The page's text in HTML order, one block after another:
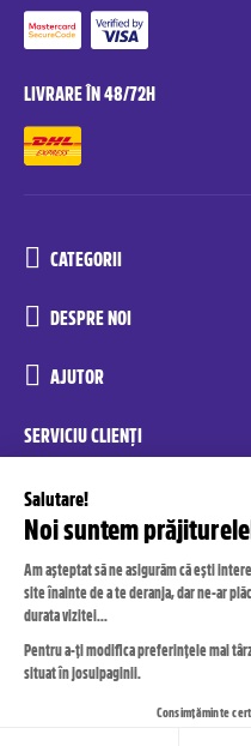
LIVRARE ÎN 48/72H
CATEGORII
DESPRE NOI
AJUTOR
SERVICIU CLIENȚI
luni-vineri 08:00-17:00
RECONDIȚIONAT DE